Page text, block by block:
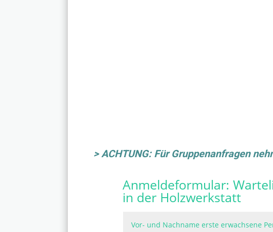
> ACHTUNG: Für Gruppenanfragen
Anmeldeformular:
in der Holzwerkstatt